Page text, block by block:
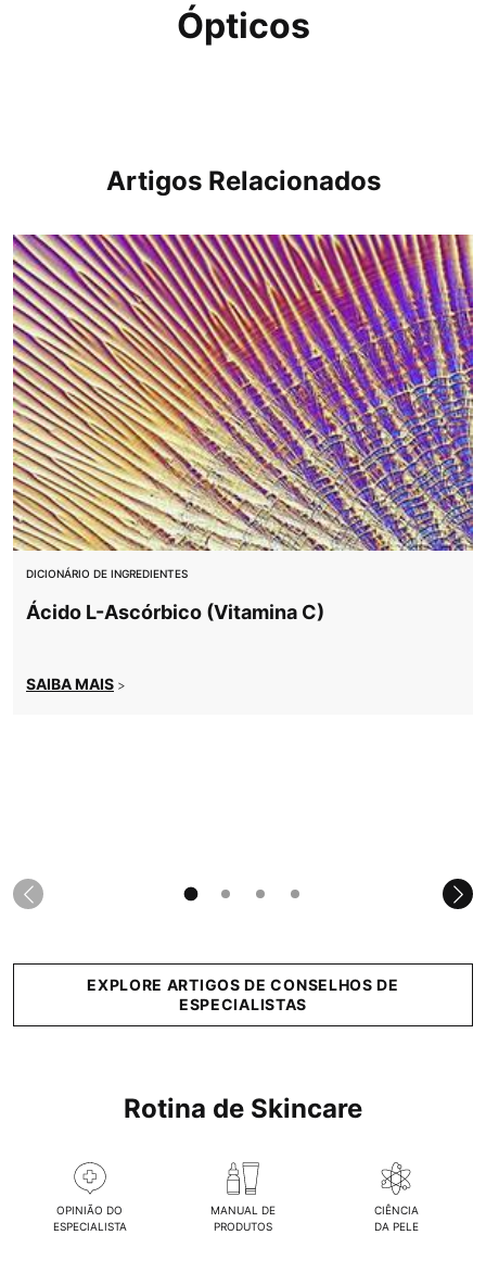
Ópticos
Artigos Relacionados
DICIONÁRIO DE INGREDIENTES
Ácido L-Ascórbico (Vitamina C)
SAIBA MAIS >
EXPLORE ARTIGOS DE CONSELHOS DE
ESPECIALISTAS
Rotina de Skincare
OPINIÃO DO
ESPECIALISTA
MANUAL DE
PRODUTOS
CIÊNCIA
DA PELE